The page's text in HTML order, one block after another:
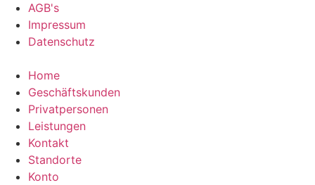
AGB's
Impressum
Datenschutz
Home
Geschäftskunden
Privatpersonen
Leistungen
Kontakt
Standorte
Konto